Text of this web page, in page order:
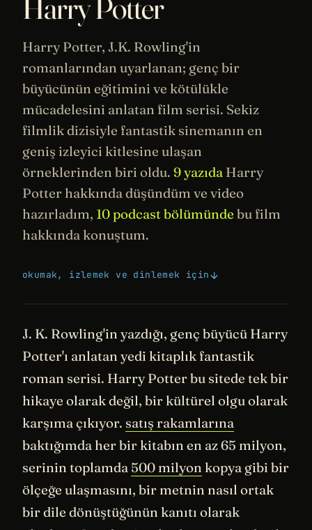
Harry Potter
Harry Potter, J.K. Rowling'in
romanlarından uyarlanan; genç bir
büyücünün eğitimini ve kötülükle
mücadelesini anlatan film serisi. Sekiz
filmlik dizisiyle fantastik sinemanın en
geniş izleyici kitlesine ulaşan
örneklerinden biri oldu. 9 yazıda Harry
Potter hakkında düşündüm ve video
hazırladım, 10 podcast bölümünde bu film
hakkında konuştum.
okumak, izlemek ve dinlemek için
J. K. Rowling'in yazdığı, genç büyücü Harry
Potter'ı anlatan yedi kitaplık fantastik
roman serisi. Harry Potter bu sitede tek bir
hikaye olarak değil, bir kültürel olgu olarak
karşıma çıkıyor. satış rakamlarına
baktığımda her bir kitabın en az 65 milyon,
serinin toplamda 500 milyon kopya gibi bir
ölçeğe ulaşmasını, bir metnin nasıl ortak
bir dile dönüştüğünün kanıtı olarak